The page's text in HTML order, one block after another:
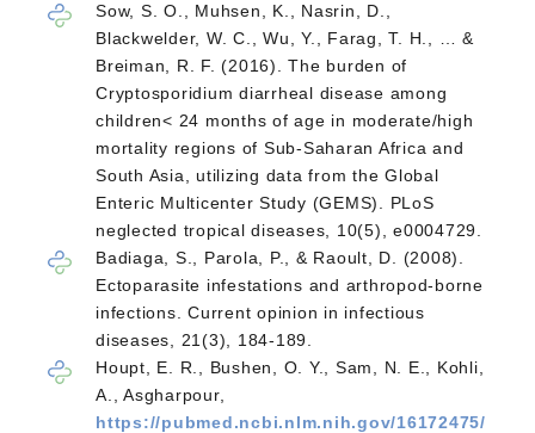
Sow, S. O., Muhsen, K., Nasrin, D.,
Blackwelder, W. C., Wu, Y., Farag, T. H., … &
Breiman, R. F. (2016). The burden of
Cryptosporidium diarrheal disease among
children< 24 months of age in moderate/high
mortality regions of Sub-Saharan Africa and
South Asia, utilizing data from the Global
Enteric Multicenter Study (GEMS). PLoS
neglected tropical diseases, 10(5), e0004729.
Badiaga, S., Parola, P., & Raoult, D. (2008).
Ectoparasite infestations and arthropod-borne
infections. Current opinion in infectious
diseases, 21(3), 184-189.
Houpt, E. R., Bushen, O. Y., Sam, N. E., Kohli,
A., Asgharpour,
https://pubmed.ncbi.nlm.nih.gov/16172475/